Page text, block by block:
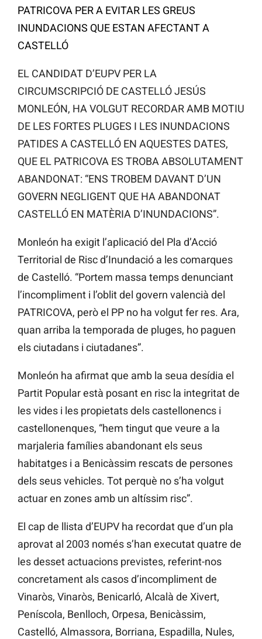
PATRICOVA PER A EVITAR LES GREUS
INUNDACIONS QUE ESTAN AFECTANT A
CASTELLÓ
EL CANDIDAT D’EUPV PER LA
CIRCUMSCRIPCIÓ DE CASTELLÓ JESÚS
MONLEÓN, HA VOLGUT RECORDAR AMB MOTIU
DE LES FORTES PLUGES I LES INUNDACIONS
PATIDES A CASTELLÓ EN AQUESTES DATES,
QUE EL PATRICOVA ES TROBA ABSOLUTAMENT
ABANDONAT: “ENS TROBEM DAVANT D’UN
GOVERN NEGLIGENT QUE HA ABANDONAT
CASTELLÓ EN MATÈRIA D’INUNDACIONS”.
Monleón ha exigit l’aplicació del Pla d’Acció
Territorial de Risc d’Inundació a les comarques
de Castelló. “Portem massa temps denunciant
l’incompliment i l’oblit del govern valencià del
PATRICOVA, però el PP no ha volgut fer res. Ara,
quan arriba la temporada de pluges, ho paguen
els ciutadans i ciutadanes”.
Monleón ha afirmat que amb la seua desídia el
Partit Popular està posant en risc la integritat de
les vides i les propietats dels castellonencs i
castellonenques, “hem tingut que veure a la
marjaleria famílies abandonant els seus
habitatges i a Benicàssim rescats de persones
dels seus vehicles. Tot perquè no s’ha volgut
actuar en zones amb un altíssim risc”.
El cap de llista d’EUPV ha recordat que d’un pla
aprovat al 2003 només s’han executat quatre de
les desset actuacions previstes, referint-nos
concretament als casos d’incompliment de
Vinaròs, Vinaròs, Benicarló, Alcalà de Xivert,
Peníscola, Benlloch, Orpesa, Benicàssim,
Castelló, Almassora, Borriana, Espadilla, Nules,